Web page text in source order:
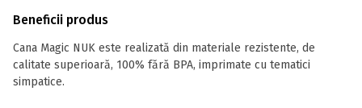
Beneficii produs
Cana Magic NUK este realizată din materiale rezistente, de
calitate superioară, 100% fără BPA, imprimate cu tematici
simpatice.